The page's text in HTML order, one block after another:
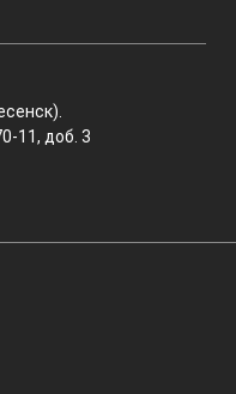
11, доб. 3